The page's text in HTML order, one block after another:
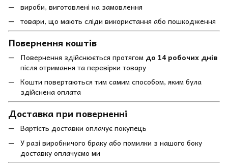
вироби, виготовлені на замовлення
товари, що мають сліди використання або пошкодження
Повернення коштів
Повернення здійснюється протягом до 14 робочих днів
після отримання та перевірки товару
Кошти повертаються тим самим способом, яким була
здійснена оплата
Доставка при поверненні
Вартість доставки оплачує покупець
У разі виробничого браку або помилки з нашого боку
доставку оплачуємо ми